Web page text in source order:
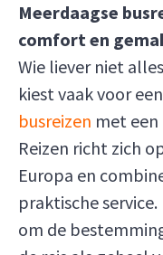
Meerdaagse
comfort en
Wie liever niet
kiest vaak voor
busreizen met
Reizen richt zich
Europa en
praktische
om de